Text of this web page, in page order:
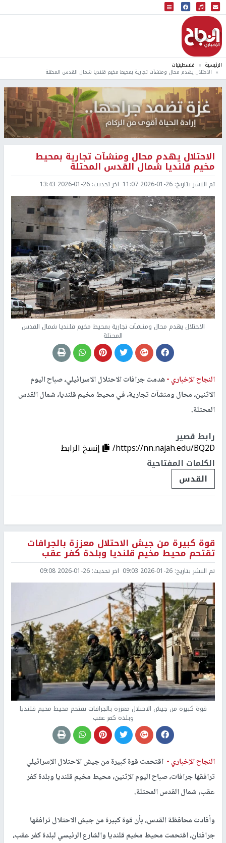
البث المباشر
إذاعة النجاح
الرئيسية فلسطينيات
الاحتلال يهدم محال ومنشآت تجارية بمحيط مخيم قلنديا شمال القدس المحتلة
الاحتلال يهدم محال ومنشآت تجارية بمحيط
مخيم قلنديا شمال القدس المحتلة
تم النشر بتاريخ: 2026-01-26 11:07 اخر تحديث: 2026-01-26 13:43
الاحتلال يهدم محال ومنشآت تجارية بمحيط مخيم قلنديا شمال القدس
المحتلة
النجاح الإخباري -هدمت جرافات الاحتلال الاسرائيلي، صباح اليوم
الاثنين، محال ومنشآت تجارية، في محيط مخيم قلنديا، شمال القدس
المحتلة.
رابط قصير
https://nn.najah.edu/BQ2D/
إنسخ الرابط
الكلمات المفتاحية
القدس
قوة كبيرة من جيش الاحتلال معززة بالجرافات
تقتحم محيط مخيم قلنديا وبلدة كفر عقب
تم النشر بتاريخ: 2026-01-26 09:03 اخر تحديث: 2026-01-26 09:08
قوة كبيرة من جيش الاحتلال معززة بالجرافات تقتحم محيط مخيم قلنديا
وبلدة كفر عقب
النجاح الإخباري - اقتحمت قوة كبيرة من جيش الاحتلال الإسرائيلي
ترافقها جرافات، صباح اليوم الإثنين، محيط مخيم قلنديا وبلدة كفر
عقب، شمال القدس المحتلة.
وأفادت محافظة القدس، بأن قوة كبيرة من جيش الاحتلال ترافقها
جرافتان، اقتحمت محيط مخيم قلنديا والشارع الرئيسي لبلدة كفر عقب،